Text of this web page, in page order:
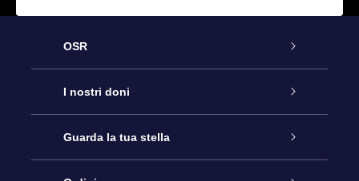
OSR
Assistenza
Contattaci
I nostri doni
Online Star Gift
Guarda la tua stella